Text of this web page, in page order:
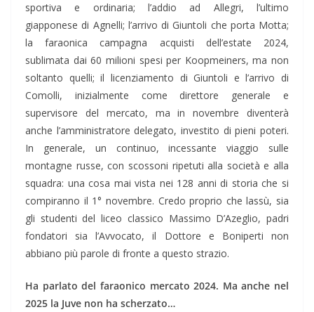
sportiva e ordinaria; l’addio ad Allegri, l’ultimo
giapponese di Agnelli; l’arrivo di Giuntoli che porta Motta;
la faraonica campagna acquisti dell’estate 2024,
sublimata dai 60 milioni spesi per Koopmeiners, ma non
soltanto quelli; il licenziamento di Giuntoli e l’arrivo di
Comolli, inizialmente come direttore generale e
supervisore del mercato, ma in novembre diventerà
anche l’amministratore delegato, investito di pieni poteri.
In generale, un continuo, incessante viaggio sulle
montagne russe, con scossoni ripetuti alla società e alla
squadra: una cosa mai vista nei 128 anni di storia che si
compiranno il 1° novembre. Credo proprio che lassù, sia
gli studenti del liceo classico Massimo D’Azeglio, padri
fondatori sia l’Avvocato, il Dottore e Boniperti non
abbiano più parole di fronte a questo strazio.
Ha parlato del faraonico mercato 2024. Ma anche nel
2025 la Juve non ha scherzato…